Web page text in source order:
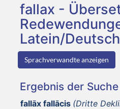
fallax -
Latein/Deutsch
Sprachverwandte anzeigen
Ergebnis der
fallāx fallācis (Dritte